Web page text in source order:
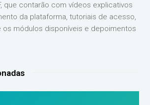
que contarão com vídeos explicativos
da plataforma, tutoriais de acesso,
módulos disponíveis e depoimentos